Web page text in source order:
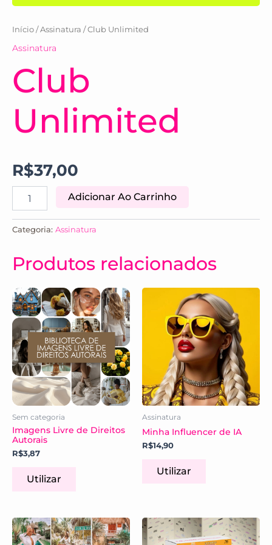
Início /Assinatura / Club Unlimited
Assinatura
Club
Unlimited
R$37,00
Adicionar Ao Carrinho
Categoria: Assinatura
Produtos relacionados
Sem categoria
Imagens Livre de Direitos
Autorais
R$3,87
Utilizar
Assinatura
Minha Influencer de IA
R$14,90
Utilizar